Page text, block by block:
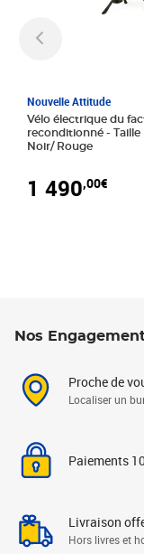
Nouvelle Attitude
Vélo électrique du
reconditionné - Taille normale -
Noir/ Rouge
1 490,00€
Nos
Proche de
Localiser un
Paiements
Livraison
Hors livres et